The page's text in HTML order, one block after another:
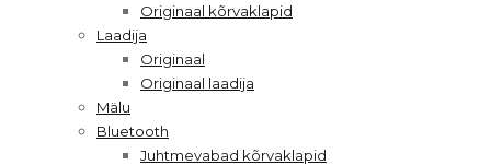
Originaal kõrvaklapid
Laadija
Originaal
Originaal laadija
Mälu
Bluetooth
Juhtmevabad kõrvaklapid